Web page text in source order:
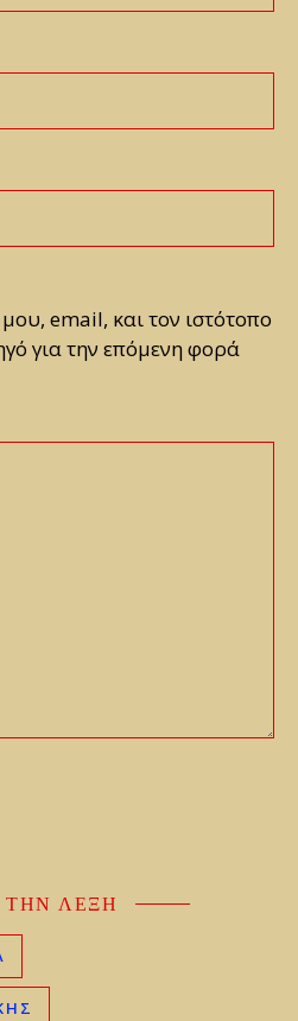
email, και τον ιστότοπο
για την επόμενη φορά
ΤΗΝ ΛΕΞΗ